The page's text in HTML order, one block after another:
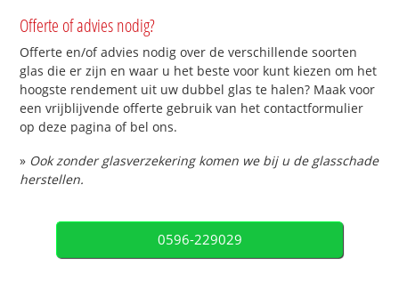
Offerte of advies nodig?
Offerte en/of advies nodig over de verschillende soorten
glas die er zijn en waar u het beste voor kunt kiezen om het
hoogste rendement uit uw dubbel glas te halen? Maak voor
een vrijblijvende offerte gebruik van het contactformulier
op deze pagina of bel ons.
» Ook zonder glasverzekering komen we bij u de glasschade
herstellen.
0596-229029